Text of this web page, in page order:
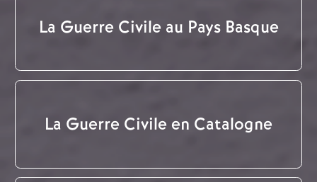
La Guerre Civile au Pays Basque
La Guerre Civile en Catalogne